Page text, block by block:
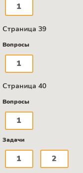
1
Страница 39
Вопросы
1
Страница 40
Вопросы
1
Задачи
1 2